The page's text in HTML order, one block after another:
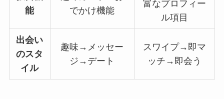
能
でかけ機能
富なプロフィー
ル項目
出会い
のスタ
イル
趣味→メッセー
ジ→デート
スワイプ→即マ
ッチ→即会う